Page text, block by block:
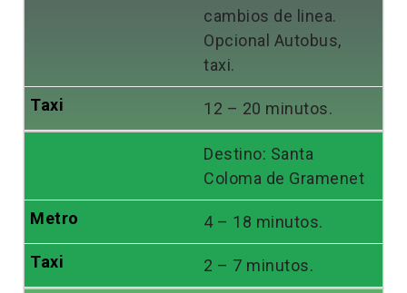
cambios de linea.
Opcional Autobus,
taxi.
12 – 20 minutos.
Destino: Santa
Coloma de Gramenet
4 – 18 minutos.
2 – 7 minutos.